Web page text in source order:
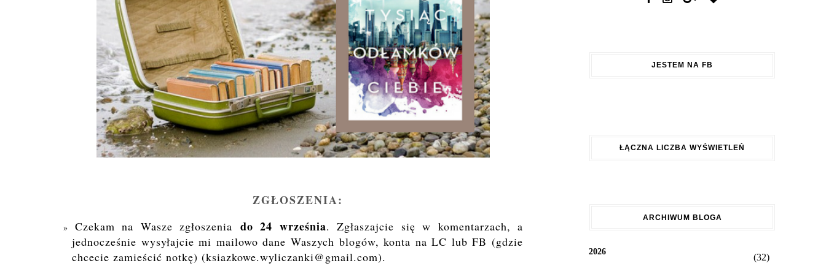
ZGŁOSZENIA:
Czekam na Wasze zgłoszenia do 24 września. Zgłaszajcie się w komentarzach, a
jednocześnie wysyłajcie mi mailowo dane Waszych blogów, konta na LC lub FB (gdzie
chcecie zamieścić notkę) (ksiazkowe.wyliczanki@gmail.com).
JESTEM NA FB
ŁĄCZNA LICZBA WYŚWIETLEŃ
ARCHIWUM BLOGA
2026
(32)